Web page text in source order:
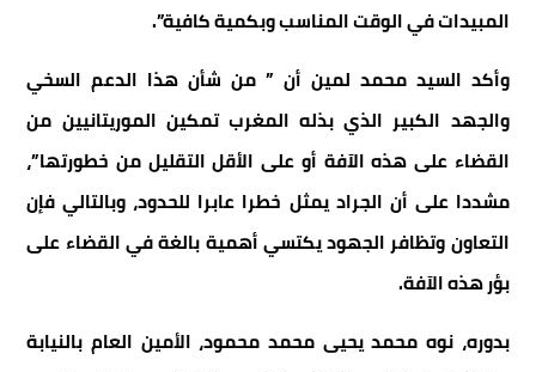
المبيدات في الوقت المناسب وبكمية كافية”.
وأكد السيد محمد لمين أن ” من شأن هذا الدعم السخي
والجهد الكبير الذي بذله المغرب تمكين الموريتانيين من
القضاء على هذه الآفة أو على الأقل التقليل من خطورتها”،
مشددا على أن الجراد يمثل خطرا عابرا للحدود، وبالتالي فإن
التعاون وتظافر الجهود يكتسي أهمية بالغة في القضاء على
بؤر هذه الآفة.
بدوره، نوه محمد يحيى محمد محمود، الأمين العام بالنيابة